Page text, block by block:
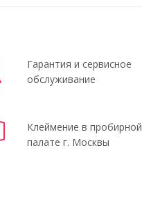
Гарантия и сервисное
обслуживание
Клеймение в пробирной
палате г. Москвы